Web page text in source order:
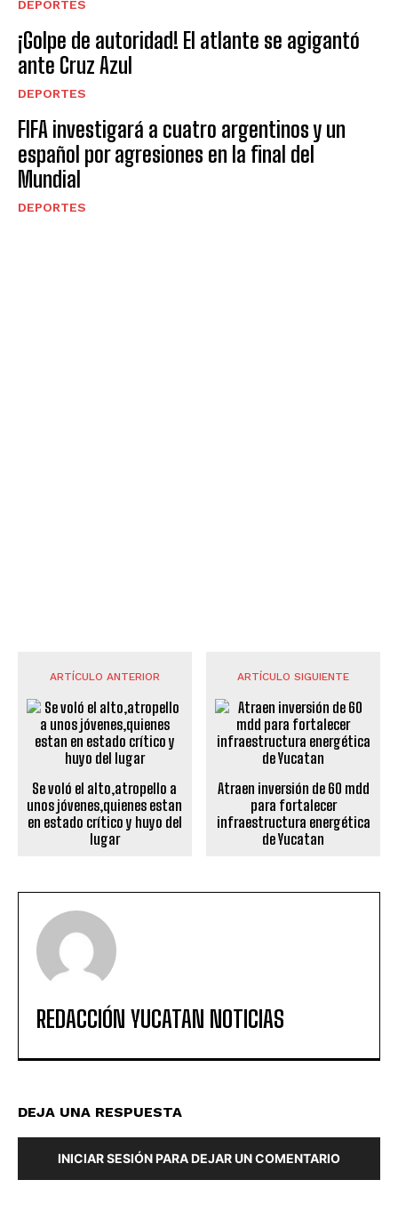
DEPORTES
¡Golpe de autoridad! El atlante se agigantó
ante Cruz Azul
DEPORTES
FIFA investigará a cuatro argentinos y un
español por agresiones en la final del
Mundial
DEPORTES
ARTÍCULO ANTERIOR
Se voló el alto,atropello a
unos jóvenes,quienes estan
en estado crítico y huyo del
lugar
ARTÍCULO SIGUIENTE
Atraen inversión de 60 mdd
para fortalecer
infraestructura energética
de Yucatan
REDACCIÓN YUCATAN NOTICIAS
DEJA UNA RESPUESTA
INICIAR SESIÓN PARA DEJAR UN COMENTARIO